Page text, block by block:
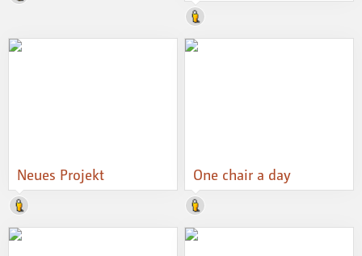
Neues Projekt One chair a day